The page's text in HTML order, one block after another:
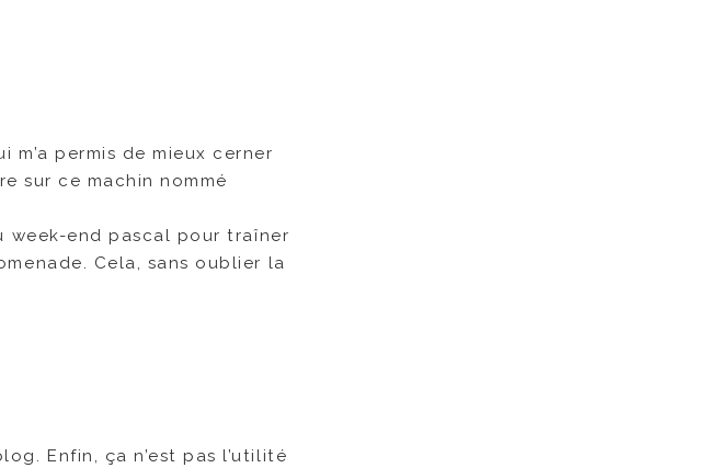
permis de mieux cerner
sur ce machin nommé
week-end pascal pour traîner
Cela, sans oublier la
Enfin, ça n’est pas l’utilité